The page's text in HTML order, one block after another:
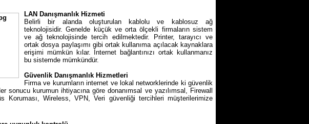
LAN Danışmanlık Hizmeti
Belirli bir alanda oluşturulan kablolu ve kablosuz ağ
teknolojisidir. Genelde küçük ve orta ölçekli firmaların sistem
ve ağ teknolojisinde tercih edilmektedir. Printer, tarayıcı ve
ortak dosya paylaşımı gibi ortak kullanıma açılacak kaynaklara
erişimi mümkün kılar. İnternet bağlantınızı ortak kullanmanız
bu sistemde mümkündür.
Güvenlik Danışmanlık Hizmetleri
Firma ve kurumların internet ve lokal networklerinde ki güvenlik
sonucu kurumun ihtiyacına göre donanımsal ve yazılımsal, Firewall
Koruması, Wireless, VPN, Veri güvenliği tercihleri müşterilerimize